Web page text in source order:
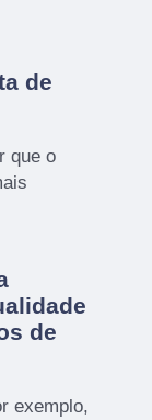
de
que o
de
exemplo,